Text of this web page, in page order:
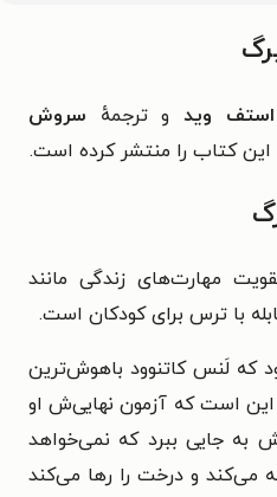
استف وید و ترجمهٔ سروش
این کتاب را منتشر کرده است.
مهارت‌های زندگی مانند
با ترس برای کودکان است.
که لَنس کاتنوود باهوش‌ترین
است که آزمون نهایی‌ش او
به جایی ببرد که نمی‌خواهد
می‌کند و درخت را رها می‌کند